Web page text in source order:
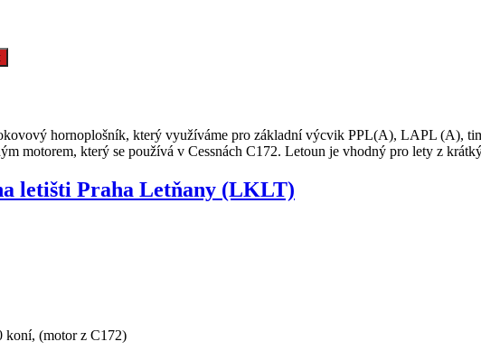
hornoplošník, který využíváme pro základní výcvik PPL(A), LAPL (A),
motorem, který se používá v Cessnách C172. Letoun je vhodný pro lety z
letišti Praha Letňany (LKLT)
(motor z C172)